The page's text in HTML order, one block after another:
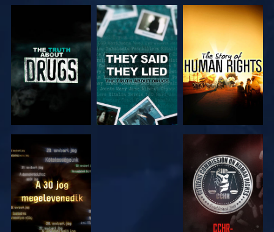
MŰSORNÉZÉS MŰSORNÉZÉS
MŰSORNÉZÉS MŰSORNÉZÉS